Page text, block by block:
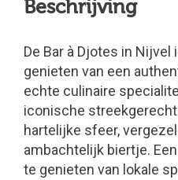
Beschrijving
De Bar à Djotes in
genieten van een
echte culinaire
iconische
hartelijke sfeer,
ambachtelijk biertje.
te genieten van lokale